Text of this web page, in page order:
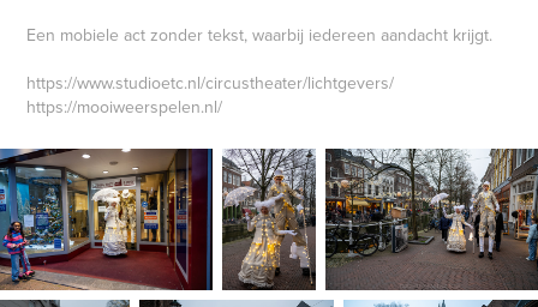
Een mobiele act zonder tekst, waarbij iedereen aandacht krijgt.
https://www.studioetc.nl/circustheater/lichtgevers/
https://mooiweerspelen.nl/